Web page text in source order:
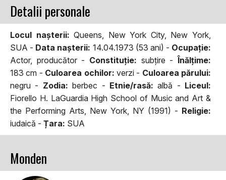
Detalii personale
Locul naşterii: Queens, New York City, New York,
SUA - Data naşterii: 14.04.1973 (53 ani) - Ocupaţie:
Actor, producător - Constituţie: subţire -Înălţime:
183 cm - Culoarea ochilor: verzi - Culoarea părului:
negru - Zodia: berbec - Etnie/rasă: albă - Liceul:
Fiorello H. LaGuardia High School of Music and Art &
the Performing Arts, New York, NY (1991) - Religie:
iudaică - Țara: SUA
Monden